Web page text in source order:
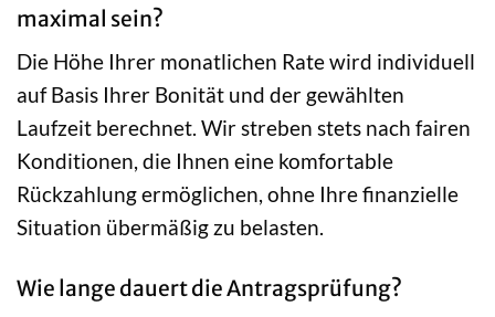
maximal sein?
Die Höhe Ihrer monatlichen Rate wird individuell
auf Basis Ihrer Bonität und der gewählten
Laufzeit berechnet. Wir streben stets nach fairen
Konditionen, die Ihnen eine komfortable
Rückzahlung ermöglichen, ohne Ihre finanzielle
Situation übermäßig zu belasten.
Wie lange dauert die Antragsprüfung?